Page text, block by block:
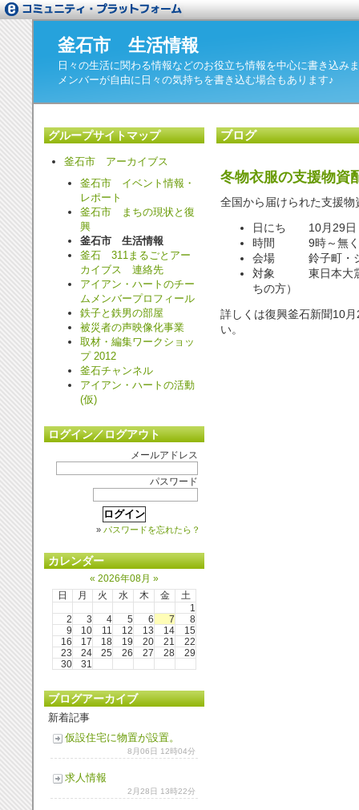
釜石市 生活情報
日々の生活に関わる情報などのお役立ち情報を中心に書き込み
メンバーが自由に日々の気持ちを書き込む場合もあります♪
ブログ
冬物衣服の支援物資
全国から届けられた支援物
日にち 10月29日
時間 9時～無く
会場 鈴子町・シ
対象 東日本大震
ちの方）
詳しくは復興釜石新聞10
い。
グループサイトマップ
釜石市 アーカイブス
釜石市 イベント情報・
レポート
釜石市 まちの現状と復
興
釜石市 生活情報
釜石 311まるごとアー
カイブス 連絡先
アイアン・ハートのチー
ムメンバープロフィール
鉄子と鉄男の部屋
被災者の声映像化事業
取材・編集ワークショッ
プ 2012
釜石チャンネル
アイアン・ハートの活動
(仮)
ログイン／ログアウト
メールアドレス
パスワード
» パスワードを忘れたら？
カレンダー
« 2026年08月 »
日
月 火 水 木 金
土
1
2
3 4 5 6 7
8
9
10 11 12 13 14
15
16
17 18 19 20 21
22
23
24 25 26 27 28
29
30
31
ブログアーカイブ
新着記事
仮設住宅に物置が設置。
8月06日 12時04分
求人情報
2月28日 13時22分